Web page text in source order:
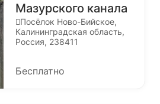
Мазурского канала
Посёлок Ново-Бийское,
Калининградская область,
Россия, 238411
Бесплатно